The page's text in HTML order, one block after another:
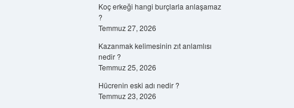
Koç erkeği hangi burçlarla anlaşamaz
?
Temmuz 27, 2026
Kazanmak kelimesinin zıt anlamlısı
nedir ?
Temmuz 25, 2026
Hücrenin eski adı nedir ?
Temmuz 23, 2026